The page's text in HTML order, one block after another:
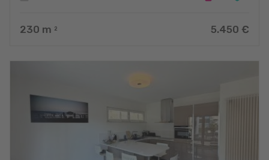
230 m 2 5.450 €